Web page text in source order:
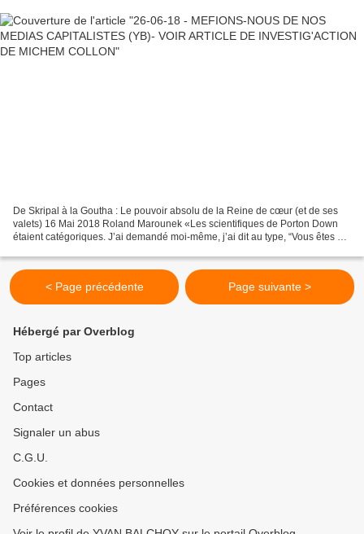
De Skripal à la Goutha : Le pouvoir absolu de la Reine de cœur (et de ses
valets) 16 Mai 2018 Roland Marounek «Les scientifiques de Porton Down
étaient catégoriques. J’ai demandé moi-même, j’ai dit au type, “Vous êtes sûr
< Page précédente Page suivante >
Hébergé par Overblog
Top articles
Pages
Contact
Signaler un abus
C.G.U.
Cookies et données personnelles
Préférences cookies